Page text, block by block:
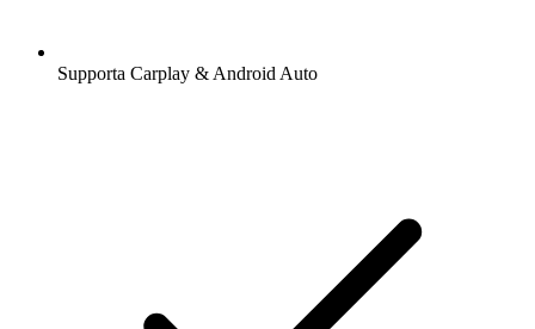
Supporta Carplay & Android Auto